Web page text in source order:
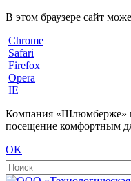
В этом браузере сайт
Chrome
Safari
Firefox
Opera
IE
Компания «Шлюмберже»
посещение комфортным
OK